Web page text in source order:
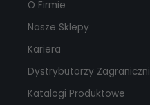
O Firmie
Nasze Sklepy
Kariera
Dystrybutorzy Zagraniczni
Katalogi Produktowe